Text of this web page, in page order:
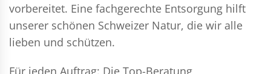
vorbereitet. Eine fachgerechte Entsorgung hilft
unserer schönen Schweizer Natur, die wir alle
lieben und schützen.
Für jeden Auftrag: Die Top-Beratung